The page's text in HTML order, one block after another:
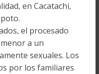
en Cacatachi,
el procesado
a un
sexuales. Los
por los familiares